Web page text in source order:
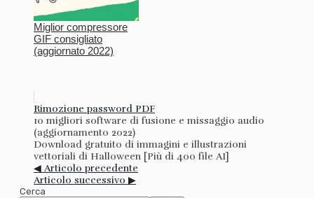
Miglior compressore
GIF consigliato
(aggiornato 2022)
Rimozione password PDF
10 migliori software di fusione e missaggio audio
(aggiornamento 2022)
Download gratuito di immagini e illustrazioni
vettoriali di Halloween [Più di 400 file AI]
◀ Articolo precedente
Articolo successivo ▶
Cerca